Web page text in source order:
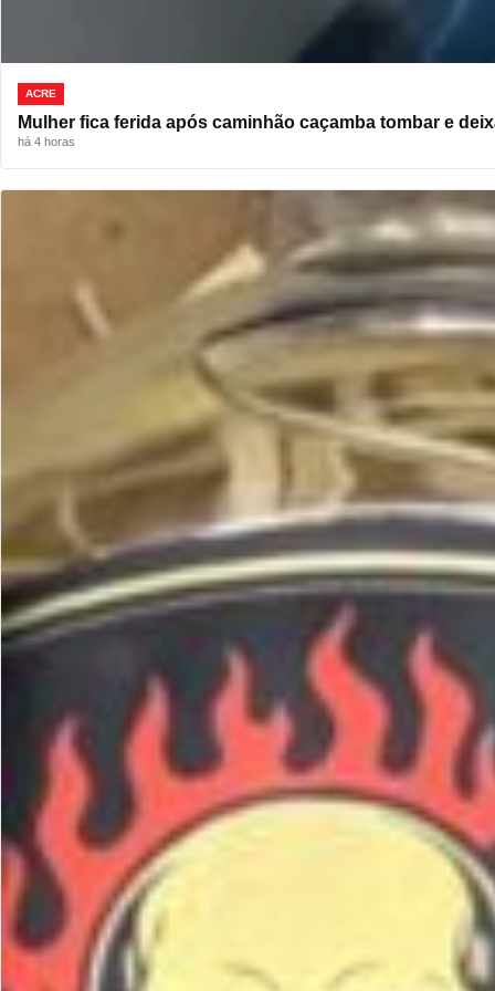
ACRE
Mulher fica ferida após caminhão caçamba tombar e
há 4 horas